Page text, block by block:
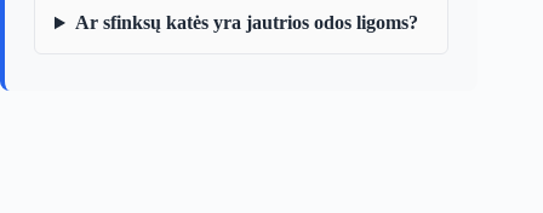
Ar sfinksų katės yra jautrios odos ligoms?